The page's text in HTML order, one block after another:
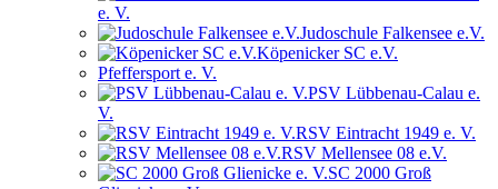
e. V.
Judoschule Falkensee e.V.
Köpenicker SC e.V.
Pfeffersport e. V.
PSV Lübbenau-Calau e.
V.
RSV Eintracht 1949 e. V.
RSV Mellensee 08 e.V.
SC 2000 Groß